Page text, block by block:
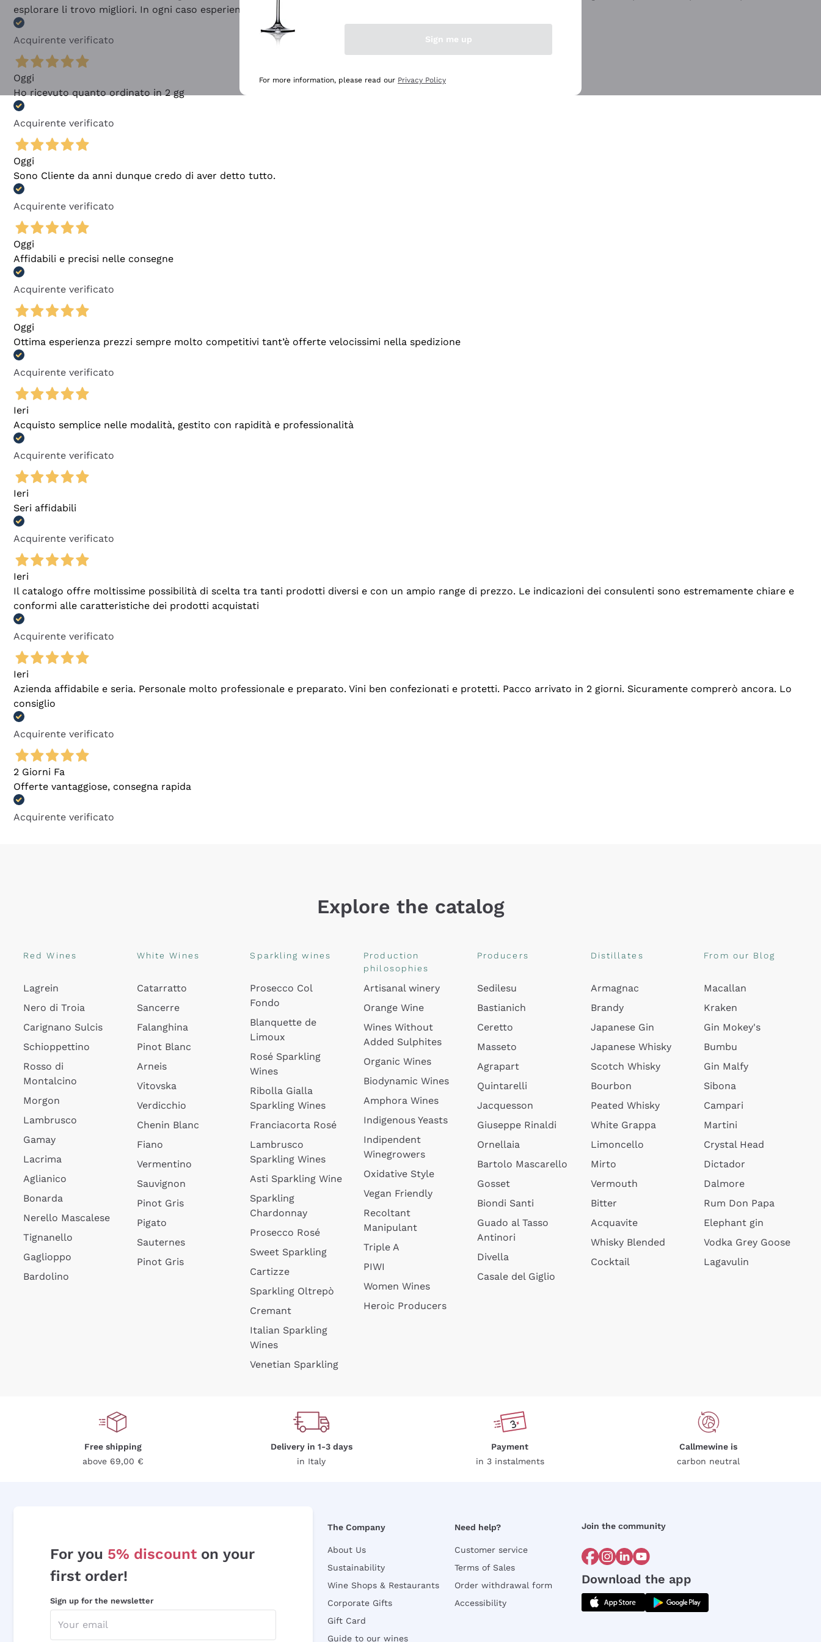
esplorare li trovo migliori. In ogni caso esperienza buona e lo consiglio! 👍
Acquirente verificato
Oggi
Ho ricevuto quanto ordinato in 2 gg
Acquirente verificato
Oggi
Sono Cliente da anni dunque credo di aver detto tutto.
Acquirente verificato
Oggi
Affidabili e precisi nelle consegne
Acquirente verificato
Oggi
Ottima esperienza prezzi sempre molto competitivi tant’è offerte velocissimi nella spedizione
Acquirente verificato
Ieri
Acquisto semplice nelle modalità, gestito con rapidità e professionalità
Acquirente verificato
Ieri
Seri affidabili
Acquirente verificato
Ieri
Il catalogo offre moltissime possibilità di scelta tra tanti prodotti diversi e con un ampio range di prezzo. Le indicazioni dei consulenti sono estremamente chiare e
conformi alle caratteristiche dei prodotti acquistati
Acquirente verificato
Ieri
Azienda affidabile e seria. Personale molto professionale e preparato. Vini ben confezionati e protetti. Pacco arrivato in 2 giorni. Sicuramente comprerò ancora. Lo
consiglio
Acquirente verificato
2 Giorni Fa
Offerte vantaggiose, consegna rapida
Acquirente verificato
Explore the catalog
Red Wines
Lagrein
Nero di Troia
Carignano Sulcis
Schioppettino
Rosso di
Montalcino
Morgon
Lambrusco
Gamay
Lacrima
Aglianico
Bonarda
Nerello Mascalese
Tignanello
Gaglioppo
Bardolino
White Wines
Catarratto
Sancerre
Falanghina
Pinot Blanc
Arneis
Vitovska
Verdicchio
Chenin Blanc
Fiano
Vermentino
Sauvignon
Pinot Gris
Pigato
Sauternes
Pinot Gris
Sparkling wines
Prosecco Col
Fondo
Blanquette de
Limoux
Rosé Sparkling
Wines
Ribolla Gialla
Sparkling Wines
Franciacorta Rosé
Lambrusco
Sparkling Wines
Asti Sparkling Wine
Sparkling
Chardonnay
Prosecco Rosé
Sweet Sparkling
Cartizze
Sparkling Oltrepò
Cremant
Italian Sparkling
Wines
Venetian Sparkling
Production
philosophies
Artisanal winery
Orange Wine
Wines Without
Added Sulphites
Organic Wines
Biodynamic Wines
Amphora Wines
Indigenous Yeasts
Indipendent
Winegrowers
Oxidative Style
Vegan Friendly
Recoltant
Manipulant
Triple A
PIWI
Women Wines
Heroic Producers
Producers
Sedilesu
Bastianich
Ceretto
Masseto
Agrapart
Quintarelli
Jacquesson
Giuseppe Rinaldi
Ornellaia
Bartolo Mascarello
Gosset
Biondi Santi
Guado al Tasso
Antinori
Divella
Casale del Giglio
Distillates
Armagnac
Brandy
Japanese Gin
Japanese Whisky
Scotch Whisky
Bourbon
Peated Whisky
White Grappa
Limoncello
Mirto
Vermouth
Bitter
Acquavite
Whisky Blended
Cocktail
From our Blog
Macallan
Kraken
Gin Mokey's
Bumbu
Gin Malfy
Sibona
Campari
Martini
Crystal Head
Dictador
Dalmore
Rum Don Papa
Elephant gin
Vodka Grey Goose
Lagavulin
Free shipping
above 69,00 €
Delivery in 1-3 days
in Italy
Payment
in 3 instalments
Callmewine is
carbon neutral
For you 5% discount on your
first order!
Sign up for the newsletter
The Company
About Us
Sustainability
Wine Shops & Restaurants
Corporate Gifts
Gift Card
Guide to our wines
Need help?
Customer service
Terms of Sales
Order withdrawal form
Accessibility
Join the community
Download the app
Sign me up
For more information, please read our Privacy Policy